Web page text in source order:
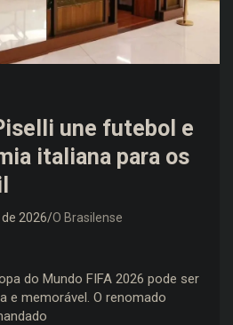
une futebol e
italiana para os
2026 O Brasilense
do Mundo FIFA 2026 pode ser
e memorável. O renomado